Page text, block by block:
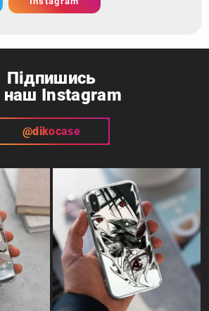
Підпишись
наш Instagram
@dikocase